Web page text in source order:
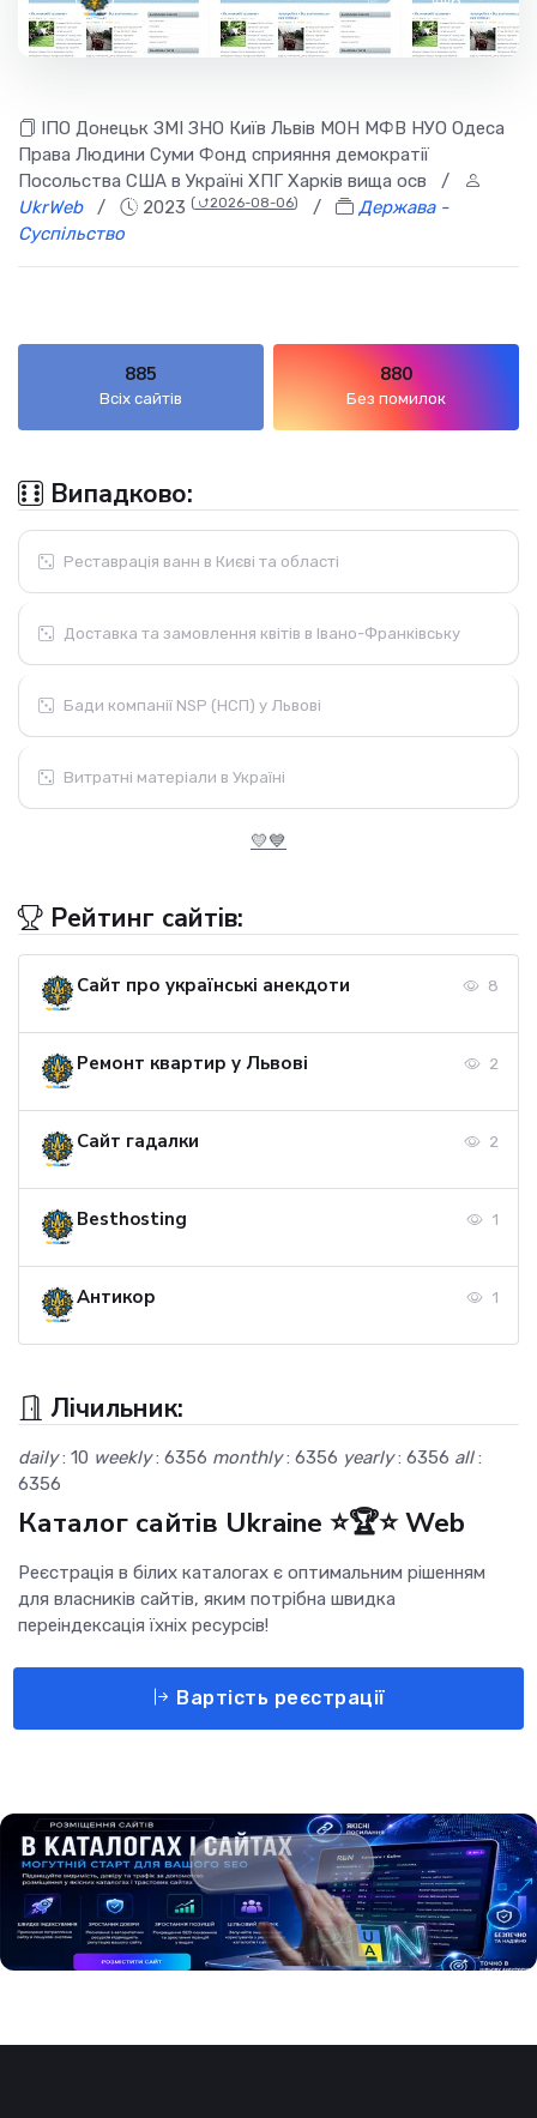
ІПО Донецьк ЗМІ ЗНО Київ Львів МОН МФВ НУО Одеса
Права Людини Суми Фонд сприяння демократії
Посольства США в Україні ХПГ Харків вища осв /
UkrWeb/ 2023 ( ⮍2026-08-06) /
Держава -
Суспільство
885
Всіх сайтів
880
Без помилок
Випадково:
Реставрація ванн в Києві та області
Доставка та замовлення квітів в Івано-Франківську
Бади компанії NSP (НСП) у Львові
Витратні матеріали в Україні
💛💙
Рейтинг сайтів:
Сайт про українські анекдоти 8
Ремонт квартир у Львові 2
Сайт гадалки 2
Besthosting 1
Антикор 1
Лічильник:
daily: 10 weekly: 6356 monthly: 6356 yearly: 6356 all:
6356
Каталог сайтів Ukraine ⭐🏆⭐ Web
Реєстрація в білих каталогах є оптимальним рішенням
для власників сайтів, яким потрібна швидка
переіндексація їхніх ресурсів!
Вартість реєстрації